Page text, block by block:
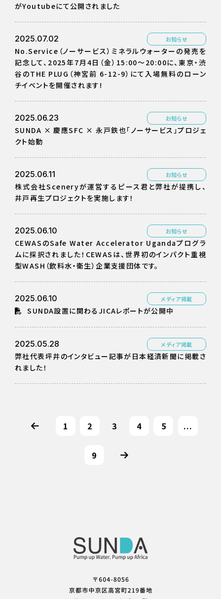
がYoutubeにて公開されました
2025.07.02 お知らせ
No.Service（ノーサービス）ミネラルウォーターの発売を
記念して、2025年7月4日（金）15:00〜20:00に、東京・渋
谷のTHE PLUG（神宮前 6-12-9）にて入場無料のローン
チイベントを開催されます!
2025.06.23 お知らせ
SUNDA × 慶應SFC × 永戸鉄也「ノーサービス」プロジェ
クト始動
2025.06.11 お知らせ
株式会社Sceneryが運営するピース君と弊社が提携し、
井戸再生プロジェクトを実施します！
2025.06.10 お知らせ
CEWASのSafe Water Accelerator Ugandaプログラ
ムに採択されました！CEWASは、世界初のインパクト重視
型WASH（飲料水・衛生）企業支援団体です。
2025.06.10 メディア掲載
SUNDA設置に関わるJICAレポートが公開中
2025.05.28 メディア掲載
弊社代表坪井のインタビュー記事が日本経済新聞に掲載さ
れました！
1 2 3 4 5 ...
9